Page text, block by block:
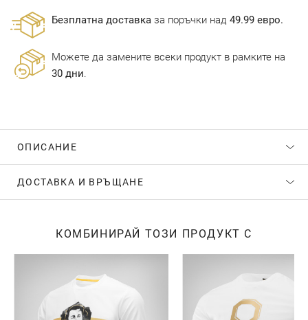
Безплатна доставка за поръчки над 49.99 евро.
Можете да замените всеки продукт в рамките на
30 дни.
ОПИСАНИЕ
ДОСТАВКА И ВРЪЩАНЕ
КОМБИНИРАЙ ТОЗИ ПРОДУКТ С